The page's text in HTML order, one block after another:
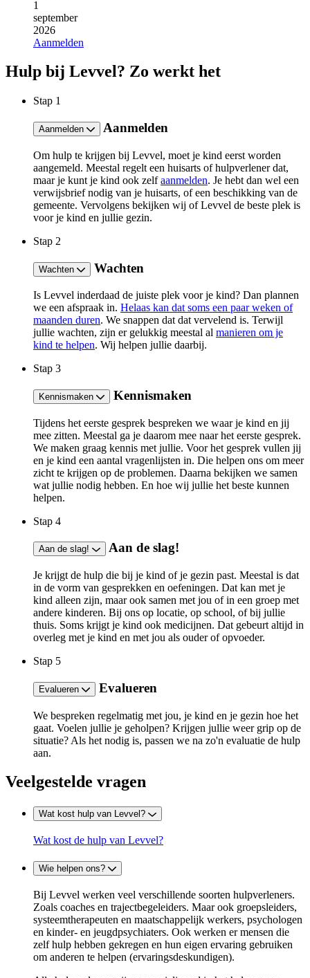
1
september
2026
Aanmelden
Hulp bij Levvel? Zo werkt het
Stap 1
Aanmelden Aanmelden
Om hulp te krijgen bij Levvel, moet je kind eerst worden
aangemeld. Meestal regelt een huisarts of hulpverlener dat,
maar ​je kunt​​ je kind ook zelfaanmelden.​​ Je hebt dan wel een
verwijsbrief nodig van je huisarts, of een beschikking van de
gemeente. Vervolgens bekijken wij of Levvel de beste plek is
voor je kind en jullie gezin.
Stap 2
Wachten Wachten
Is Levvel inderdaad de juiste plek voor je kind? Dan plannen
we een afspraak in.​ Helaas kan dat soms een paar weken of
maanden duren. We snappen dat dat vervelend is. Terwijl
jullie wachten,​ zijn er gelukkig meestal al​ manieren om je
kind​ te helpen​. Wij helpen jullie daarbij.
Stap 3
Kennismaken Kennismaken
​​Tijdens het eerste gesprek bespreken we waar je kind en jij
mee zitten. Meestal ga je daarom mee naar het eerste gesprek.
We maken graag kennis met jullie. Voor het gesprek vullen jij
en je kind een aantal vragenlijsten in. Die helpen ons om meer
zicht te krijgen op de problemen. ​Daarna bekijken we samen
wat jullie nodig hebben. En hoe wij jullie het beste kunnen
helpen.
Stap 4
Aan de slag! Aan de slag!
​​Je krijgt de hulp die bij je kind of je gezin past. Meestal ​is dat
in de vorm van ​​gesprekken en oefeningen. ​Dat kan met je
kind a​lleen​ zijn, maar ook​​ ​samen met jou of in een groep met
andere kinderen. Bij ons op locatie, op school, of bij jullie
thuis. Soms krijgt je kind ook medicijnen. Dat gebeurt altijd in
overleg met je kind en met jou als ouder of opvoeder.
Stap 5
Evalueren Evalueren
We bespreken regelmatig met jou, je kind en je gezin hoe het
gaat. Voelen jullie je geholpen? Krijgen jullie weer grip op de
situatie? Als het nodig is, passen we na zo'n evaluatie de hulp
aan.
Veelgestelde vragen
Wat kost hulp van Levvel?
Wat kost de hulp van Levvel?
Wie helpen ons?
Bij Levvel werken veel verschillende soorten hulpverleners.
Zoals coaches en trajectbegeleiders. Maar ook groepsleiders,
systeemtherapeuten en maatschappelijk werkers, psychologen
en kinder- en jeugdpsychiaters. Ook werken er mensen die
zelf hulp hebben gekregen en hun eigen ervaring gebruiken
om anderen te helpen (ervaringsdeskundigen).